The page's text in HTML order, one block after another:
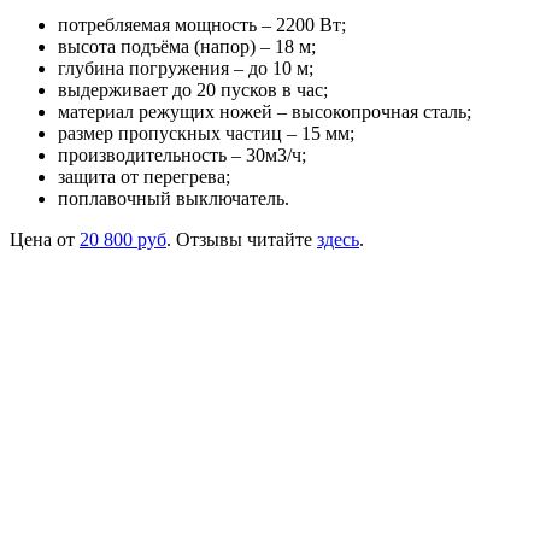
потребляемая мощность – 2200 Вт;
высота подъёма (напор) – 18 м;
глубина погружения – до 10 м;
выдерживает до 20 пусков в час;
материал режущих ножей – высокопрочная сталь;
размер пропускных частиц – 15 мм;
производительность – 30м3/ч;
защита от перегрева;
поплавочный выключатель.
Цена от 20 800 руб. Отзывы читайте здесь.